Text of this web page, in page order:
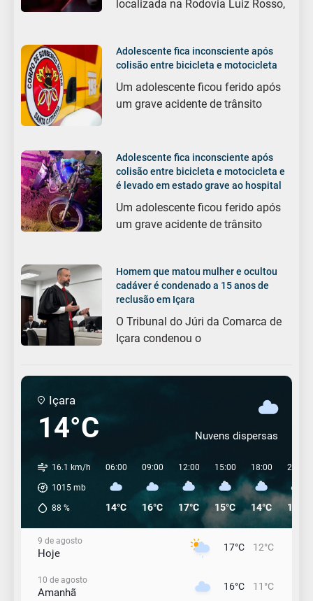
localizada na Rodovia Luiz Rosso,
Adolescente fica inconsciente após
colisão entre bicicleta e motocicleta
Um adolescente ficou ferido após
um grave acidente de trânsito
Adolescente fica inconsciente após
colisão entre bicicleta e motocicleta e
é levado em estado grave ao hospital
Um adolescente ficou ferido após
um grave acidente de trânsito
Homem que matou mulher e ocultou
cadáver é condenado a 15 anos de
reclusão em Içara
O Tribunal do Júri da Comarca de
Içara condenou o
Içara
14°C Nuvens dispersas
16.1 km/h
1015 mb
88 %
06:00
14°C
09:00
16°C
12:00
17°C
15:00
15°C
18:00
14°C
21:00
12°C
9 de agosto
Hoje 17°C 12°C
10 de agosto
Amanhã 16°C 11°C